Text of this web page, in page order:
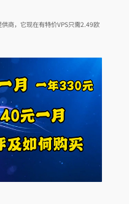
商，它现在有特价VPS只需2.49欧